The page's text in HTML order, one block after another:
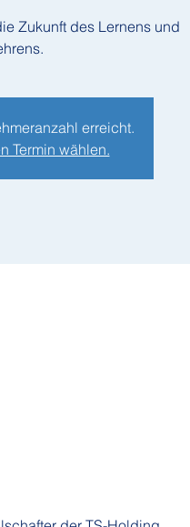
Zukunft des Lernens und
erreicht.
Termin wählen.